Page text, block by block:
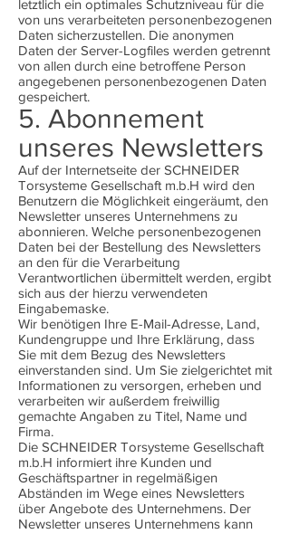
letztlich ein optimales Schutzniveau für die
von uns verarbeiteten personenbezogenen
Daten sicherzustellen. Die anonymen
Daten der Server-Logfiles werden getrennt
von allen durch eine betroffene Person
angegebenen personenbezogenen Daten
gespeichert.
5. Abonnement
unseres Newsletters
Auf der Internetseite der SCHNEIDER
Torsysteme Gesellschaft m.b.H wird den
Benutzern die Möglichkeit eingeräumt, den
Newsletter unseres Unternehmens zu
abonnieren. Welche personenbezogenen
Daten bei der Bestellung des Newsletters
an den für die Verarbeitung
Verantwortlichen übermittelt werden, ergibt
sich aus der hierzu verwendeten
Eingabemaske.
Wir benötigen Ihre E-Mail-Adresse, Land,
Kundengruppe und Ihre Erklärung, dass
Sie mit dem Bezug des Newsletters
einverstanden sind. Um Sie zielgerichtet mit
Informationen zu versorgen, erheben und
verarbeiten wir außerdem freiwillig
gemachte Angaben zu Titel, Name und
Firma.
Die SCHNEIDER Torsysteme Gesellschaft
m.b.H informiert ihre Kunden und
Geschäftspartner in regelmäßigen
Abständen im Wege eines Newsletters
über Angebote des Unternehmens. Der
Newsletter unseres Unternehmens kann